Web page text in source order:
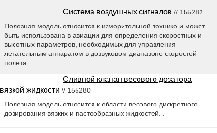
Система воздушных сигналов // 155282
Полезная модель относится к измерительной технике и может
быть использована в авиации для определения скоростных и
высотных параметров, необходимых для управления
летательным аппаратом в дозвуковом диапазоне скоростей
полета.
Сливной клапан весового дозатора
вязкой жидкости // 155280
Полезная модель относится к области весового дискретного
дозирования вязких и пастообразных жидкостей. .